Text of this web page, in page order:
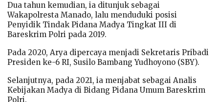
Dua tahun kemudian, ia ditunjuk sebagai
Wakapolresta Manado, lalu menduduki posisi
Penyidik Tindak Pidana Madya Tingkat III di
Bareskrim Polri pada 2019.
Pada 2020, Arya dipercaya menjadi Sekretaris Pribadi
Presiden ke-6 RI, Susilo Bambang Yudhoyono (SBY).
Selanjutnya, pada 2021, ia menjabat sebagai Analis
Kebijakan Madya di Bidang Pidana Umum Bareskrim
Polri.